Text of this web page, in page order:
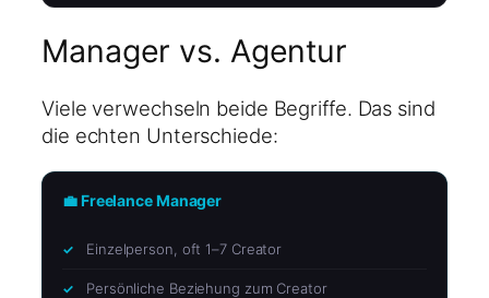
Manager vs. Agentur
Viele verwechseln beide Begriffe. Das sind
die echten Unterschiede:
💼 Freelance Manager
Einzelperson, oft 1–7 Creator
Persönliche Beziehung zum Creator